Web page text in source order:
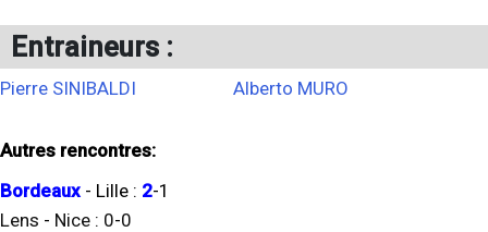
Entraineurs :
Pierre SINIBALDI Alberto MURO
Autres rencontres:
Bordeaux - Lille : 2-1
Lens - Nice : 0-0